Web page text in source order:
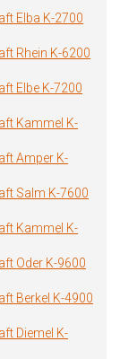
Elba K-2700
Rhein K-6200
Elbe K-7200
Kammel K-
Amper K-
Salm K-7600
Kammel K-
Oder K-9600
Berkel K-4900
Diemel K-